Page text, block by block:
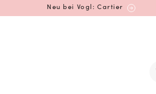
Neu bei Vogl: Cartier
Mehr erfahren: Ikonische Uhren von